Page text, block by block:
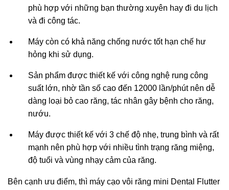
phù hợp với những bạn thường xuyên hay đi du lịch
và đi công tác.
Máy còn có khả năng chống nước tốt hạn chế hư
hỏng khi sử dụng.
Sản phẩm được thiết kế với công nghệ rung công
suất lớn, nhờ tần số cao đến 12000 lần/phút nên dễ
dàng loại bỏ cao răng, tác nhân gây bệnh cho răng,
nướu.
Máy được thiết kế với 3 chế độ nhẹ, trung bình và rất
mạnh nên phù hợp với nhiều tình trạng răng miệng,
độ tuổi và vùng nhạy cảm của răng.
Bên cạnh ưu điểm, thì máy cạo vôi răng mini Dental Flutter